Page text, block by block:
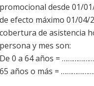
promocional desde 01/
de efecto máximo 01/04/
cobertura de asistencia
persona y mes son:
De 0 a 64 años =
65 años o más =